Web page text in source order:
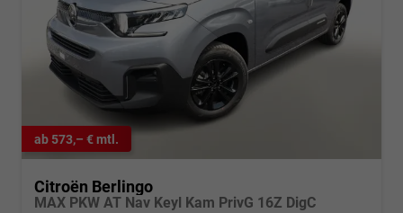
ab 573,– € mtl.
Citroën Berlingo
MAX PKW AT Nav Keyl Kam PrivG 16Z DigC